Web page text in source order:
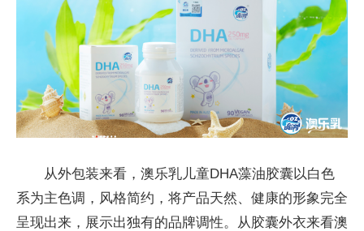
从外包装来看，澳乐乳儿童DHA藻油胶囊以白色
系为主色调，风格简约，将产品天然、健康的形象完全
呈现出来，展示出独有的品牌调性。从胶囊外衣来看澳